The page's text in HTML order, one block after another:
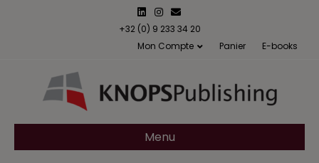
n
n
s
a
m
m
a
l
+32 (0) 9 233 34 20
Mon Compte
Panier E-books
Menu